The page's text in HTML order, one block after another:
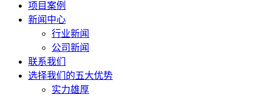
项目案例
新闻中心
行业新闻
公司新闻
联系我们
选择我们的五大优势
实力雄厚